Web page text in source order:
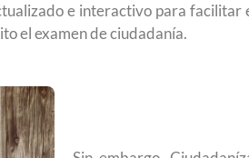
e interactivo para facilitar
el examen de ciudadanía.